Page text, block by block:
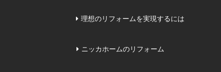
理想のリフォームを実現するには
ニッカホームのリフォーム